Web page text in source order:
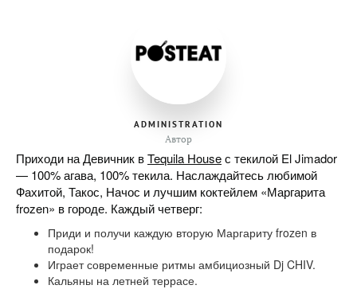
ADMINISTRATION
Автор
Приходи на Девичник вTequila Houseс текилой El Jimador
— 100% агава, 100% текила. Наслаждайтесь любимой
Фахитой, Такос, Начос и лучшим коктейлем «Маргарита
frozen» в городе. Каждый четверг:
Приди и получи каждую вторую Маргариту frozen в
подарок!
Играет современные ритмы амбициозный Dj CHIV.
Кальяны на летней террасе.